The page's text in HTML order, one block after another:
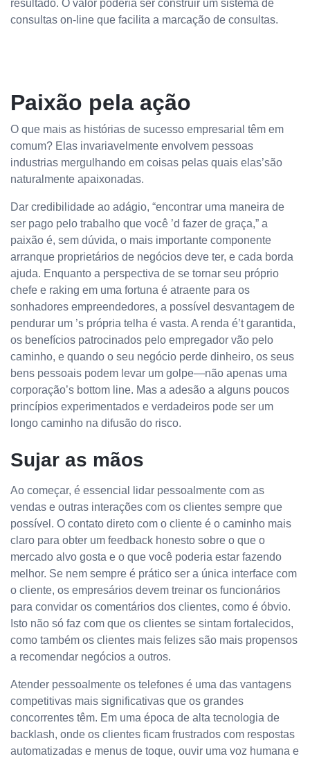
resultado. O valor poderia ser construir um sistema de
consultas on-line que facilita a marcação de consultas.
Paixão pela ação
O que mais as histórias de sucesso empresarial têm em
comum? Elas invariavelmente envolvem pessoas
industrias mergulhando em coisas pelas quais elas’são
naturalmente apaixonadas.
Dar credibilidade ao adágio, “encontrar uma maneira de
ser pago pelo trabalho que você ’d fazer de graça,” a
paixão é, sem dúvida, o mais importante componente
arranque proprietários de negócios deve ter, e cada borda
ajuda. Enquanto a perspectiva de se tornar seu próprio
chefe e raking em uma fortuna é atraente para os
sonhadores empreendedores, a possível desvantagem de
pendurar um ’s própria telha é vasta. A renda é’t garantida,
os benefícios patrocinados pelo empregador vão pelo
caminho, e quando o seu negócio perde dinheiro, os seus
bens pessoais podem levar um golpe—não apenas uma
corporação’s bottom line. Mas a adesão a alguns poucos
princípios experimentados e verdadeiros pode ser um
longo caminho na difusão do risco.
Sujar as mãos
Ao começar, é essencial lidar pessoalmente com as
vendas e outras interações com os clientes sempre que
possível. O contato direto com o cliente é o caminho mais
claro para obter um feedback honesto sobre o que o
mercado alvo gosta e o que você poderia estar fazendo
melhor. Se nem sempre é prático ser a única interface com
o cliente, os empresários devem treinar os funcionários
para convidar os comentários dos clientes, como é óbvio.
Isto não só faz com que os clientes se sintam fortalecidos,
como também os clientes mais felizes são mais propensos
a recomendar negócios a outros.
Atender pessoalmente os telefones é uma das vantagens
competitivas mais significativas que os grandes
concorrentes têm. Em uma época de alta tecnologia de
backlash, onde os clientes ficam frustrados com respostas
automatizadas e menus de toque, ouvir uma voz humana e